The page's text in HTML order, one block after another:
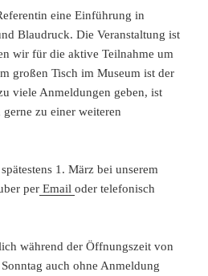
eine Einführung in
Blaudruck. Die Veranstaltung ist
wir für die aktive Teilnahme um
großen Tisch im Museum ist der
viele Anmeldungen geben, ist
zu einer weiteren
1. März bei unserem
per Emailoder telefonisch
während der Öffnungszeit von
auch ohne Anmeldung